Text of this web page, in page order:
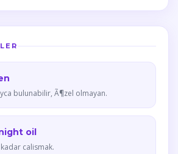
bulunabilir, Ã¶zel olmayan.
oil
calismak.